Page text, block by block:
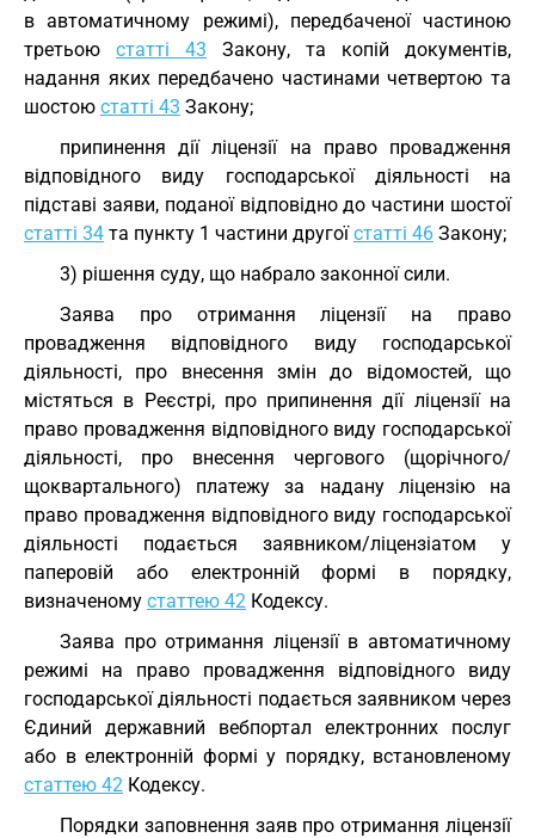
в автоматичному режимі), передбаченої частиною
третьою статті 43 Закону, та копій документів,
надання яких передбачено частинами четвертою та
шостою статті 43 Закону;
припинення дії ліцензії на право провадження
відповідного виду господарської діяльності на
підставі заяви, поданої відповідно до частини шостої
статті 34 та пункту 1 частини другоїстатті 46 Закону;
3) рішення суду, що набрало законної сили.
Заява про отримання ліцензії на право
провадження відповідного виду господарської
діяльності, про внесення змін до відомостей, що
містяться в Реєстрі, про припинення дії ліцензії на
право провадження відповідного виду господарської
діяльності, про внесення чергового (щорічного/
щоквартального) платежу за надану ліцензію на
право провадження відповідного виду господарської
діяльності подається заявником/ліцензіатом у
паперовій або електронній формі в порядку,
визначеному статтею 42 Кодексу.
Заява про отримання ліцензії в автоматичному
режимі на право провадження відповідного виду
господарської діяльності подається заявником через
Єдиний державний вебпортал електронних послуг
або в електронній формі у порядку, встановленому
статтею 42 Кодексу.
Порядки заповнення заяв про отримання ліцензії